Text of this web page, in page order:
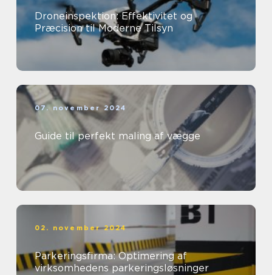
Droneinspektion: Effektivitet og
Præcision til Moderne Tilsyn
07. november 2024
Guide til perfekt maling af vægge
02. november 2024
Parkeringsfirma: Optimering af
virksomhedens parkeringsløsninger